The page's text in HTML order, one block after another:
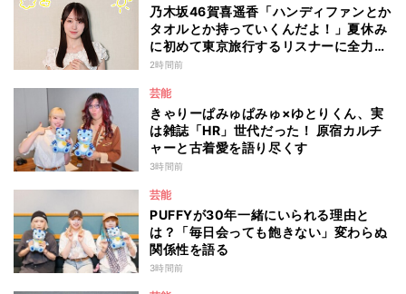
乃木坂46賀喜遥香「ハンディファンとか
タオルとか持っていくんだよ！」夏休み
に初めて東京旅行するリスナーに全力ア
ドバイス！
2時間前
芸能
きゃりーぱみゅぱみゅ×ゆとりくん、実
は雑誌「HR」世代だった！ 原宿カルチ
ャーと古着愛を語り尽くす
3時間前
芸能
PUFFYが30年一緒にいられる理由と
は？「毎日会っても飽きない」変わらぬ
関係性を語る
3時間前